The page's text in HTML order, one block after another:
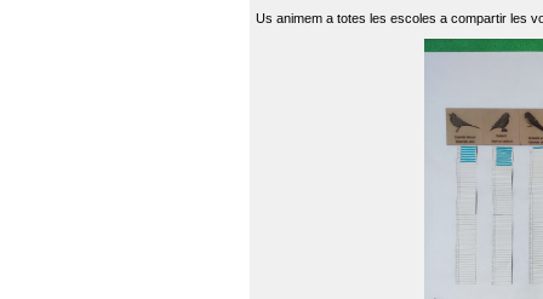
Us animem a totes les escoles a compartir les